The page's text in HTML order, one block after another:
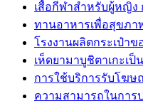
เสื้อกีฬาสำหรับผู้หญิง
ทานอาหารเพื่อสุขภา
โรงงานผลิตกระเป๋า
เห็ดยามาบูชิตาเกะเ
การใช้บริการรับโฆษ
ความสามารถในการ